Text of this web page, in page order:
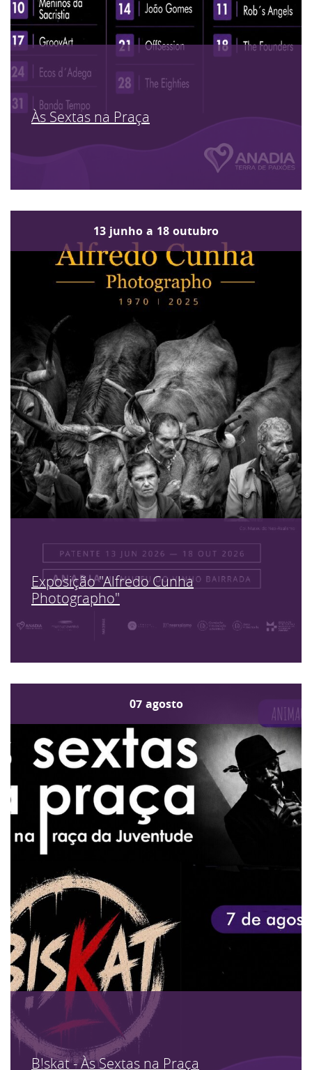
Às Sextas na Praça
13 junho a 18 outubro
Exposição "Alfredo Cunha
Photographo"
07 agosto
B!skat - Às Sextas na Praça